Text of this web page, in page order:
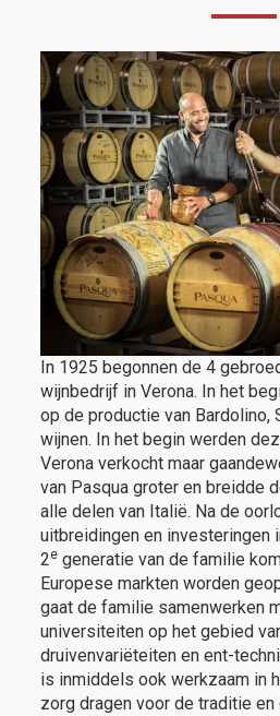
In 1925 begonnen de 4
wijnbedrijf in Verona. In het
op de productie van Bardolino,
wijnen. In het begin werden
Verona verkocht maar
van Pasqua groter en breidde
alle delen van Italië. Na de
uitbreidingen en investeringen
2e generatie van de familie
Europese markten worden
gaat de familie samenwerken
universiteiten op het gebied
druivenvariëteiten en ent-
is inmiddels ook werkzaam in
zorg dragen voor de traditie en